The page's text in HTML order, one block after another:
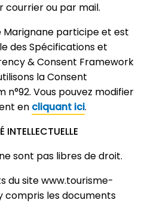
courrier ou par mail.
Marignane participe et est
des Spécifications et
& Consent Framework
la Consent
Vous pouvez modifier
en cliquant ici.
INTELLECTUELLE
sont pas libres de droit.
du site www.tourisme-
compris les documents